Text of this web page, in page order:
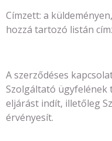
Címzett: a
hozzá tartozó listán
A szerződéses
Szolgáltató ügyfelének
eljárást indít, illetőleg
érvényesít.